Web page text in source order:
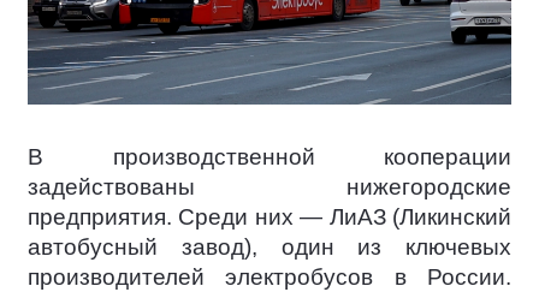
В производственной кооперации
задействованы нижегородские
предприятия. Среди них — ЛиАЗ (Ликинский
автобусный завод), один из ключевых
производителей электробусов в России.